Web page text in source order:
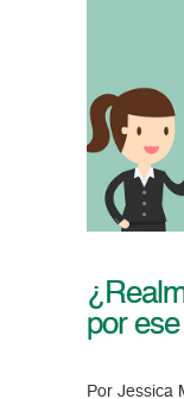
por
Por Jessica